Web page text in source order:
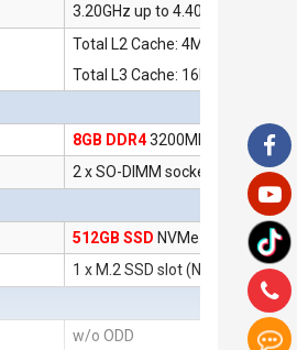
3.20GHz up to 4.40GHz, 8 nhân
Total L2 Cache: 4MB
Total L3 Cache: 16MB
8GB DDR43200MHz (1x8GB)
2 x SO-DIMM socket, up to
512GB SSD NVMe PCIe Gen3x4
1 x M.2 SSD slot (NVMe PCIe
w/o ODD